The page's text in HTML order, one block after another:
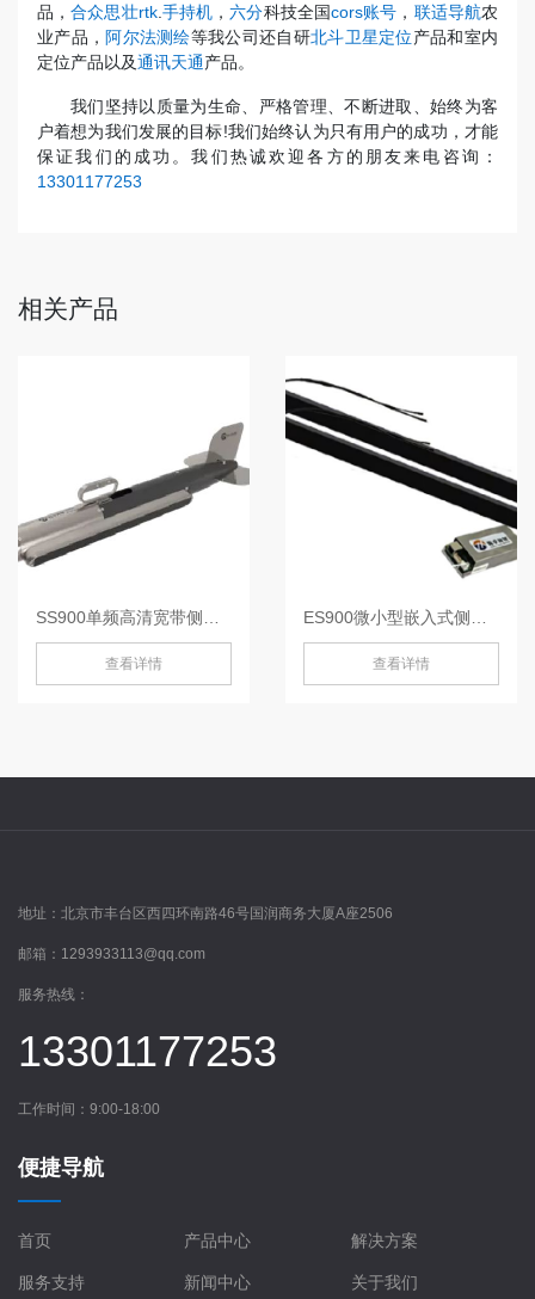
品，合众思壮rtk. 手持机 ，六分科技全国cors账号 ， 联适导航农
业产品， 阿尔法测绘等我公司还自研北斗卫星定位产品和室内
定位产品以及通讯天通产品。
我们坚持以质量为生命、严格管理、不断进取、始终为客
户着想为我们发展的目标!我们始终认为只有用户的成功，才能
保证我们的成功。我们热诚欢迎各方的朋友来电咨询：
13301177253
相关产品
查看详情 查看详情
地址： 北京市丰台区西四环南路46号国润商务大厦A座2506
邮箱： 1293933113@qq.com
服务热线：
13301177253
工作时间：9:00-18:00
便捷导航
首页 产品中心 解决方案
服务支持 新闻中心 关于我们